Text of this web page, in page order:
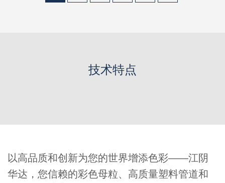
技术特点
以高品质和创新为您的世界增添色彩——江阴
华达，您信赖的彩色母粒、高质量塑料管道和